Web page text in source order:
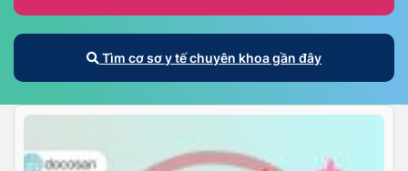
Tìm cơ sơ y tế chuyên khoa gần đây